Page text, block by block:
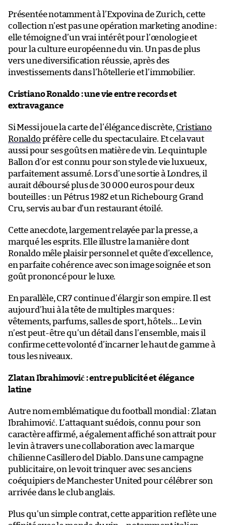
Présentée notamment à l’Expovina de Zurich, cette
collection n’est pas une opération marketing anodine :
elle témoigne d’un vrai intérêt pour l’œnologie et
pour la culture européenne du vin. Un pas de plus
vers une diversification réussie, après des
investissements dans l’hôtellerie et l’immobilier.
Cristiano Ronaldo : une vie entre records et
extravagance
Si Messi joue la carte de l’élégance discrète, Cristiano
Ronaldo préfère celle du spectaculaire. Et cela vaut
aussi pour ses goûts en matière de vin. Le quintuple
Ballon d’or est connu pour son style de vie luxueux,
parfaitement assumé. Lors d’une sortie à Londres, il
aurait déboursé plus de 30 000 euros pour deux
bouteilles : un Pétrus 1982 et un Richebourg Grand
Cru, servis au bar d’un restaurant étoilé.
Cette anecdote, largement relayée par la presse, a
marqué les esprits. Elle illustre la manière dont
Ronaldo mêle plaisir personnel et quête d’excellence,
en parfaite cohérence avec son image soignée et son
goût prononcé pour le luxe.
En parallèle, CR7 continue d’élargir son empire. Il est
aujourd’hui à la tête de multiples marques :
vêtements, parfums, salles de sport, hôtels… Le vin
n’est peut-être qu’un détail dans l’ensemble, mais il
confirme cette volonté d’incarner le haut de gamme à
tous les niveaux.
Zlatan Ibrahimović : entre publicité et élégance
latine
Autre nom emblématique du football mondial : Zlatan
Ibrahimović. L’attaquant suédois, connu pour son
caractère affirmé, a également affiché son attrait pour
le vin à travers une collaboration avec la marque
chilienne Casillero del Diablo. Dans une campagne
publicitaire, on le voit trinquer avec ses anciens
coéquipiers de Manchester United pour célébrer son
arrivée dans le club anglais.
Plus qu’un simple contrat, cette apparition reflète une